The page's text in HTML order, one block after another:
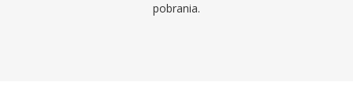
pobrania.